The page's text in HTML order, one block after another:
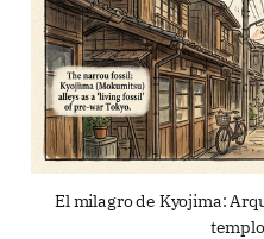
El milagro de Kyojima: